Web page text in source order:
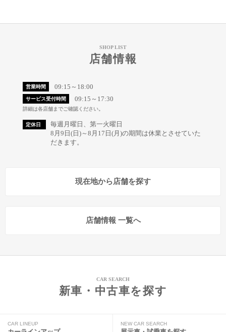
SHOP LIST
店舗情報
営業時間 09:15～18:00
サービス受付時間 09:15～17:30
詳細は各店舗までご確認ください。
定休日
毎週月曜日、第一火曜日
8月9日(日)～8月17日(月)の期間は休業とさせていた
だきます。
現在地から店舗を探す
店舗情報 一覧へ
CAR SEARCH
新車・中古車を探す
CAR LINEUP NEW CAR SEARCH